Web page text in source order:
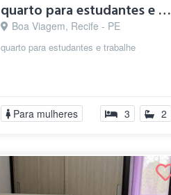
quarto para estudantes e trabalhe
Boa Viagem, Recife - PE
quarto para estudantes e trabalhe
Para mulheres 3 2